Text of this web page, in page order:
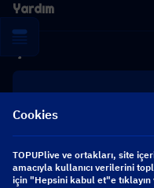
Yardım
[email protected]
Cookies
TOPUPlive ve ortakları, site
amacıyla kullanıcı verilerini
için "Hepsini kabul et"e